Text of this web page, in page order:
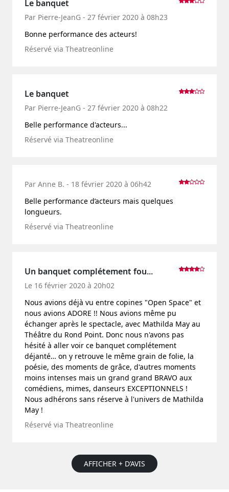
Le banquet
Par Pierre-JeanG - 27 février 2020 à 08h23
Bonne performance des acteurs!
Réservé via Theatreonline
Le banquet
Par Pierre-JeanG - 27 février 2020 à 08h22
Belle performance d'acteurs...
Réservé via Theatreonline
Par Anne B. - 18 février 2020 à 06h42
Belle performance d’acteurs mais quelques
longueurs.
Réservé via Theatreonline
Un banquet complétement fou...
Le 16 février 2020 à 20h02
Nous avions déjà vu entre copines "Open Space" et
nous avions ADORE !! Nous avions même pu
échanger après le spectacle, avec Mathilda May au
Théâtre du Rond Point. Donc nous n'avons pas
hésité à aller voir ce banquet complétement
déjanté… on y retrouve le même grain de folie, la
poésie, des moments de grâce, d'autres moments
moins intenses mais un grand grand BRAVO aux
comédiens, mimes, danseurs EXCEPTIONNELS !
Nous adhérons sans réserve à l'univers de Mathilda
May !
Réservé via Theatreonline
AFFICHER + D’AVIS